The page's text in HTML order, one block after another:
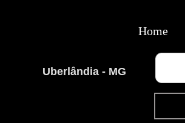
Uberlândia - MG
Home